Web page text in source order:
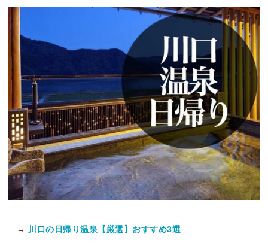
→ 川口の日帰り温泉【厳選】おすすめ3選